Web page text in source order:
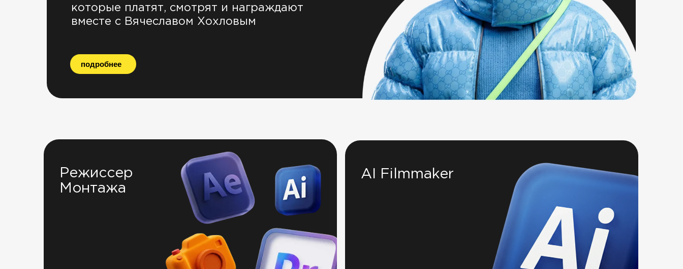
подробнее
которые платят, смотрят и награждают
вместе с Вячеславом Хохловым
AI Filmmaker
Режиссер
Монтажа